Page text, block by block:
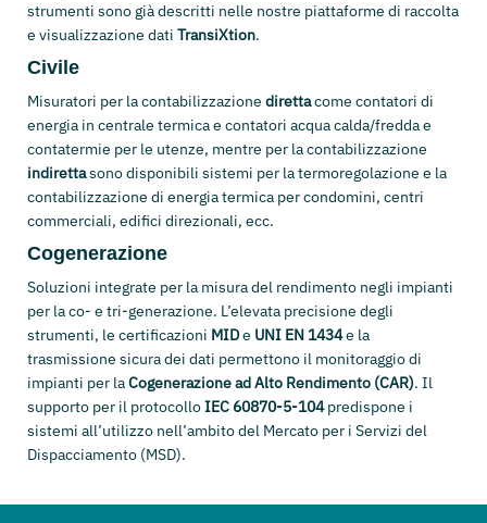
strumenti sono già descritti nelle nostre piattaforme di raccolta
e visualizzazione dati TransiXtion.
Civile
Misuratori per la contabilizzazione direttacome contatori di
energia in centrale termica e contatori acqua calda/fredda e
contatermie per le utenze, mentre per la contabilizzazione
indirettasono disponibili sistemi per la termoregolazione e la
contabilizzazione di energia termica per condomini, centri
commerciali, edifici direzionali, ecc.
Cogenerazione
Soluzioni integrate per la misura del rendimento negli impianti
per la co- e tri-generazione. L’elevata precisione degli
strumenti, le certificazioni MIDe UNI EN 1434e la
trasmissione sicura dei dati permettono il monitoraggio di
impianti per laCogenerazione ad Alto Rendimento (CAR). Il
supporto per il protocolloIEC 60870-5-104predispone i
sistemi all’utilizzo nell’ambito del Mercato per i Servizi del
Dispacciamento (MSD).